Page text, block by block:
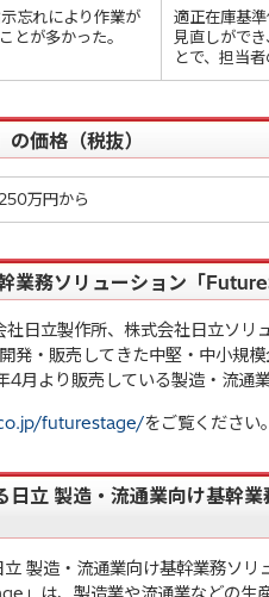
忘れにより作業が
とが多かった。
適正在庫基
見直しがで
とで、担当
の価格（税抜）
万円から
業務ソリューション「
日立製作所、株式会社日立ソリ
発・販売してきた中堅・中小規
月より販売している製造・流通
futurestage/をご覧ください
日立 製造・流通業向け基幹
製造・流通業向け基幹業務ソ